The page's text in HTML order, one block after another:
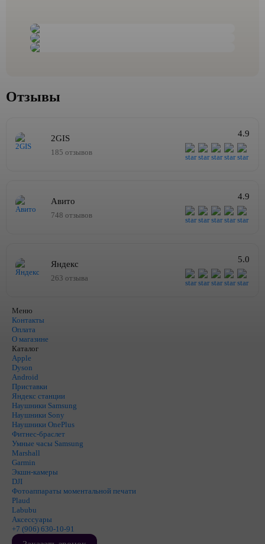
Отзывы
2GIS
185 отзывов
4.9
Авито
748 отзывов
4.9
Яндекс
263 отзыва
5.0
Меню
Контакты
Оплата
О магазине
Каталог
Apple
Dyson
Android
Приставки
Яндекс станции
Наушники Samsung
Наушники Sony
Наушники OnePlus
Фитнес-браслет
Умные часы Samsung
Marshall
Garmin
Экшн-камеры
DJI
Фотоаппараты моментальной печати
Plaud
Labubu
Аксессуары
+7 (906) 630-10-91